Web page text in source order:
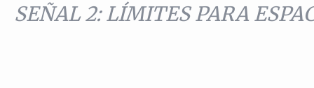
SEÑAL 2: LÍMITES PARA